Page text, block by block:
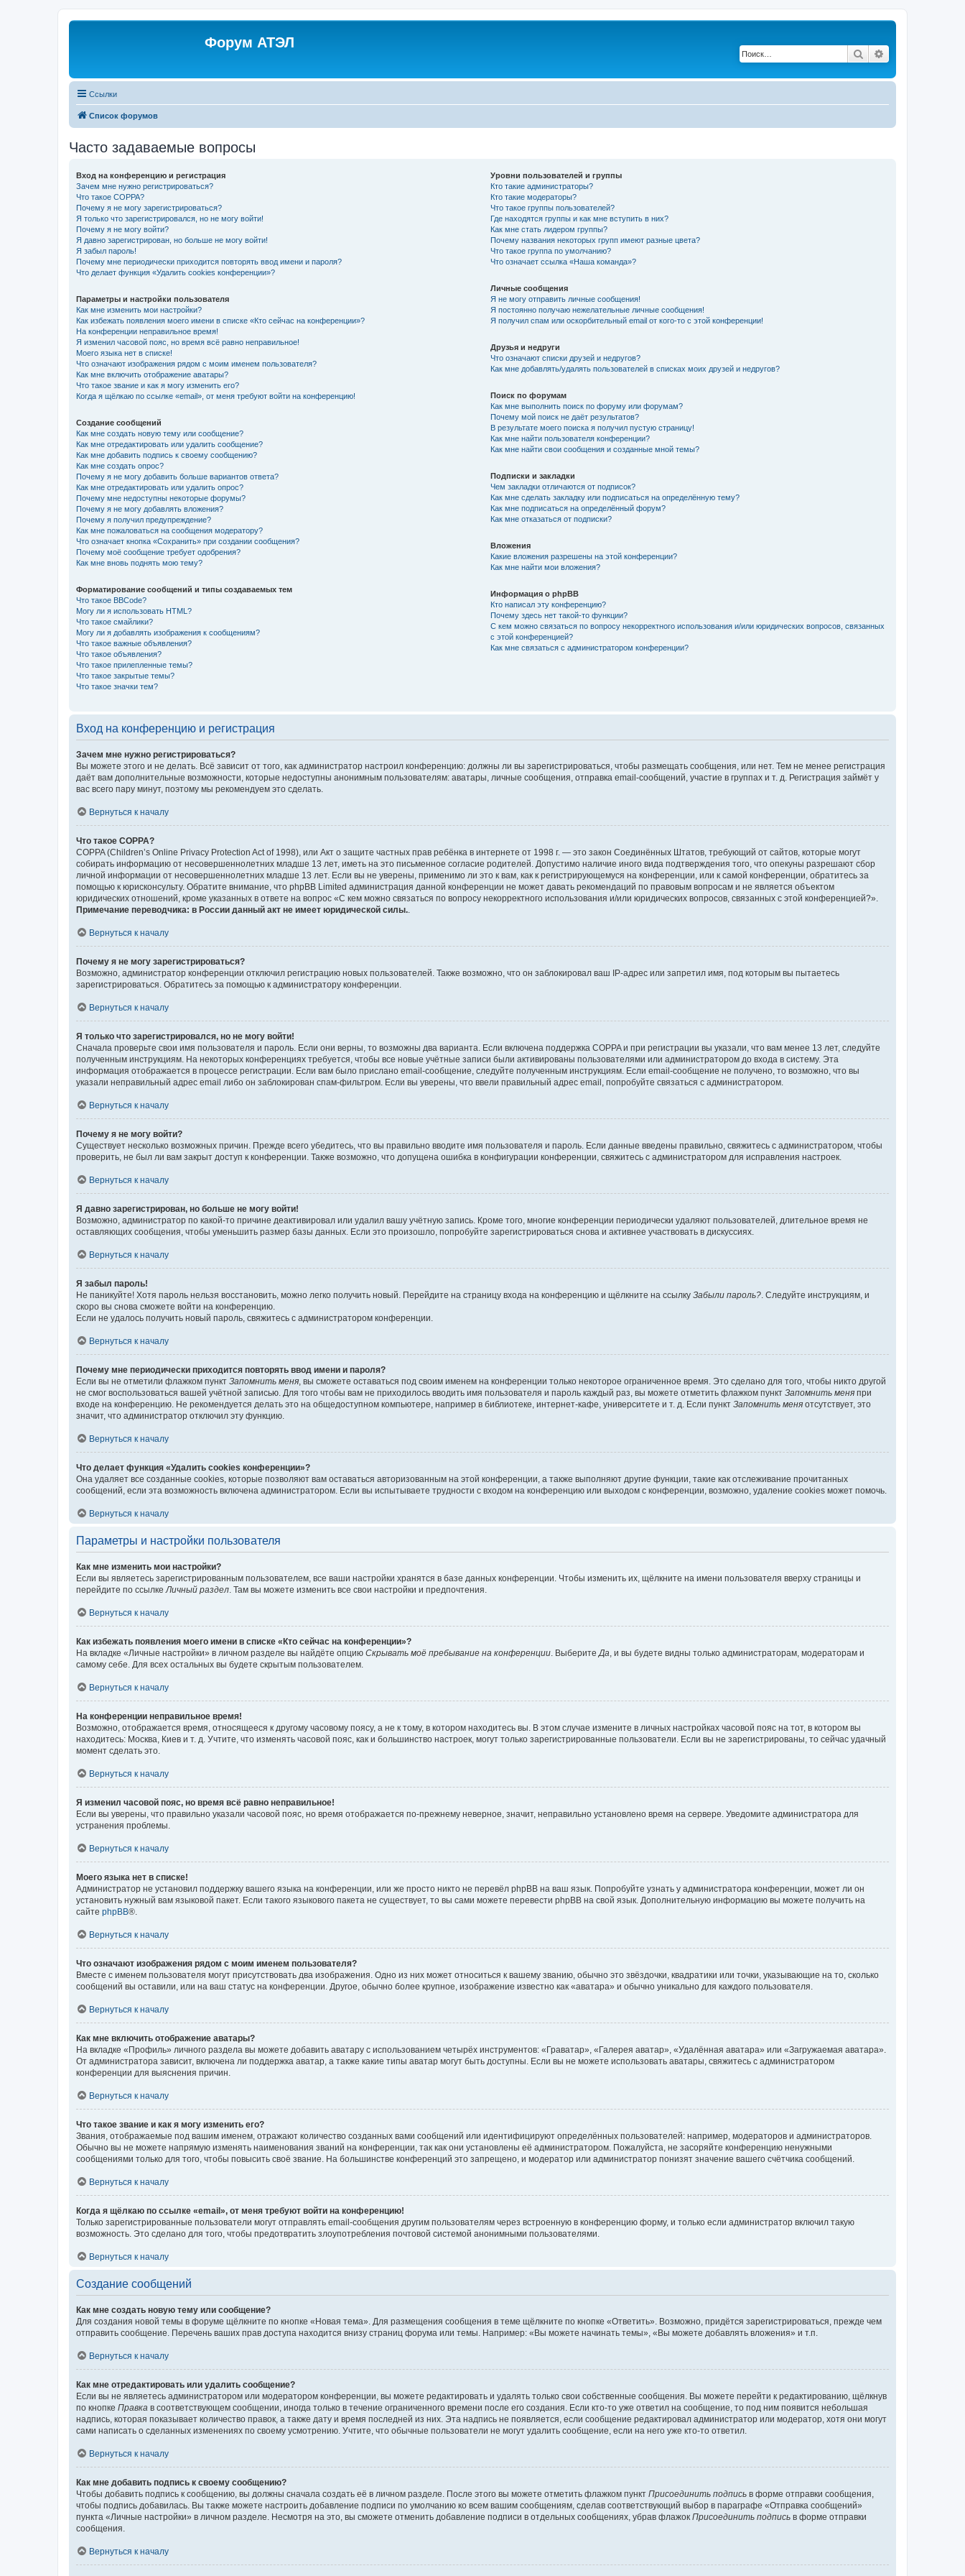
Форум АТЭЛ
Поиск
Ссылки
Список форумов
Часто задаваемые вопросы
Вход на конференцию и регистрация
Зачем мне нужно регистрироваться?
Что такое COPPA?
Почему я не могу зарегистрироваться?
Я только что зарегистрировался, но не могу войти!
Почему я не могу войти?
Я давно зарегистрирован, но больше не могу войти!
Я забыл пароль!
Почему мне периодически приходится повторять ввод имени и пароля?
Что делает функция «Удалить cookies конференции»?
Параметры и настройки пользователя
Как мне изменить мои настройки?
Как избежать появления моего имени в списке «Кто сейчас на конференции»?
На конференции неправильное время!
Я изменил часовой пояс, но время всё равно неправильное!
Моего языка нет в списке!
Что означают изображения рядом с моим именем пользователя?
Как мне включить отображение аватары?
Что такое звание и как я могу изменить его?
Когда я щёлкаю по ссылке «email», от меня требуют войти на конференцию!
Создание сообщений
Как мне создать новую тему или сообщение?
Как мне отредактировать или удалить сообщение?
Как мне добавить подпись к своему сообщению?
Как мне создать опрос?
Почему я не могу добавить больше вариантов ответа?
Как мне отредактировать или удалить опрос?
Почему мне недоступны некоторые форумы?
Почему я не могу добавлять вложения?
Почему я получил предупреждение?
Как мне пожаловаться на сообщения модератору?
Что означает кнопка «Сохранить» при создании сообщения?
Почему моё сообщение требует одобрения?
Как мне вновь поднять мою тему?
Форматирование сообщений и типы создаваемых тем
Что такое BBCode?
Могу ли я использовать HTML?
Что такое смайлики?
Могу ли я добавлять изображения к сообщениям?
Что такое важные объявления?
Что такое объявления?
Что такое прилепленные темы?
Что такое закрытые темы?
Что такое значки тем?
Уровни пользователей и группы
Кто такие администраторы?
Кто такие модераторы?
Что такое группы пользователей?
Где находятся группы и как мне вступить в них?
Как мне стать лидером группы?
Почему названия некоторых групп имеют разные цвета?
Что такое группа по умолчанию?
Что означает ссылка «Наша команда»?
Личные сообщения
Я не могу отправить личные сообщения!
Я постоянно получаю нежелательные личные сообщения!
Я получил спам или оскорбительный email от кого-то с этой конференции!
Друзья и недруги
Что означают списки друзей и недругов?
Как мне добавлять/удалять пользователей в списках моих друзей и недругов?
Поиск по форумам
Как мне выполнить поиск по форуму или форумам?
Почему мой поиск не даёт результатов?
В результате моего поиска я получил пустую страницу!
Как мне найти пользователя конференции?
Как мне найти свои сообщения и созданные мной темы?
Подписки и закладки
Чем закладки отличаются от подписок?
Как мне сделать закладку или подписаться на определённую тему?
Как мне подписаться на определённый форум?
Как мне отказаться от подписки?
Вложения
Какие вложения разрешены на этой конференции?
Как мне найти мои вложения?
Информация о phpBB
Кто написал эту конференцию?
Почему здесь нет такой-то функции?
С кем можно связаться по вопросу некорректного использования и/или юридических вопросов, связанных
с этой конференцией?
Как мне связаться с администратором конференции?
Вход на конференцию и регистрация
Зачем мне нужно регистрироваться?
Вы можете этого и не делать. Всё зависит от того, как администратор настроил конференцию: должны ли вы зарегистрироваться, чтобы размещать сообщения, или нет. Тем не менее регистрация
даёт вам дополнительные возможности, которые недоступны анонимным пользователям: аватары, личные сообщения, отправка email-сообщений, участие в группах и т. д. Регистрация займёт у
вас всего пару минут, поэтому мы рекомендуем это сделать.
Вернуться к началу
Что такое COPPA?
COPPA (Children’s Online Privacy Protection Act of 1998), или Акт о защите частных прав ребёнка в интернете от 1998 г. — это закон Соединённых Штатов, требующий от сайтов, которые могут
собирать информацию от несовершеннолетних младше 13 лет, иметь на это письменное согласие родителей. Допустимо наличие иного вида подтверждения того, что опекуны разрешают сбор
личной информации от несовершеннолетних младше 13 лет. Если вы не уверены, применимо ли это к вам, как к регистрирующемуся на конференции, или к самой конференции, обратитесь за
помощью к юрисконсульту. Обратите внимание, что phpBB Limited администрация данной конференции не может давать рекомендаций по правовым вопросам и не является объектом
юридических отношений, кроме указанных в ответе на вопрос «С кем можно связаться по вопросу некорректного использования и/или юридических вопросов, связанных с этой конференцией?».
Примечание переводчика: в России данный акт не имеет юридической силы..
Вернуться к началу
Почему я не могу зарегистрироваться?
Возможно, администратор конференции отключил регистрацию новых пользователей. Также возможно, что он заблокировал ваш IP-адрес или запретил имя, под которым вы пытаетесь
зарегистрироваться. Обратитесь за помощью к администратору конференции.
Вернуться к началу
Я только что зарегистрировался, но не могу войти!
Сначала проверьте свои имя пользователя и пароль. Если они верны, то возможны два варианта. Если включена поддержка COPPA и при регистрации вы указали, что вам менее 13 лет, следуйте
полученным инструкциям. На некоторых конференциях требуется, чтобы все новые учётные записи были активированы пользователями или администратором до входа в систему. Эта
информация отображается в процессе регистрации. Если вам было прислано email-сообщение, следуйте полученным инструкциям. Если email-сообщение не получено, то возможно, что вы
указали неправильный адрес email либо он заблокирован спам-фильтром. Если вы уверены, что ввели правильный адрес email, попробуйте связаться с администратором.
Вернуться к началу
Почему я не могу войти?
Существует несколько возможных причин. Прежде всего убедитесь, что вы правильно вводите имя пользователя и пароль. Если данные введены правильно, свяжитесь с администратором, чтобы
проверить, не был ли вам закрыт доступ к конференции. Также возможно, что допущена ошибка в конфигурации конференции, свяжитесь с администратором для исправления настроек.
Вернуться к началу
Я давно зарегистрирован, но больше не могу войти!
Возможно, администратор по какой-то причине деактивировал или удалил вашу учётную запись. Кроме того, многие конференции периодически удаляют пользователей, длительное время не
оставляющих сообщения, чтобы уменьшить размер базы данных. Если это произошло, попробуйте зарегистрироваться снова и активнее участвовать в дискуссиях.
Вернуться к началу
Я забыл пароль!
Не паникуйте! Хотя пароль нельзя восстановить, можно легко получить новый. Перейдите на страницу входа на конференцию и щёлкните на ссылку Забыли пароль?. Следуйте инструкциям, и
скоро вы снова сможете войти на конференцию.
Если не удалось получить новый пароль, свяжитесь с администратором конференции.
Вернуться к началу
Почему мне периодически приходится повторять ввод имени и пароля?
Если вы не отметили флажком пункт Запомнить меня, вы сможете оставаться под своим именем на конференции только некоторое ограниченное время. Это сделано для того, чтобы никто другой
не смог воспользоваться вашей учётной записью. Для того чтобы вам не приходилось вводить имя пользователя и пароль каждый раз, вы можете отметить флажком пункт Запомнить меня при
входе на конференцию. Не рекомендуется делать это на общедоступном компьютере, например в библиотеке, интернет-кафе, университете и т. д. Если пункт Запомнить меня отсутствует, это
значит, что администратор отключил эту функцию.
Вернуться к началу
Что делает функция «Удалить cookies конференции»?
Она удаляет все созданные cookies, которые позволяют вам оставаться авторизованным на этой конференции, а также выполняют другие функции, такие как отслеживание прочитанных
сообщений, если эта возможность включена администратором. Если вы испытываете трудности с входом на конференцию или выходом с конференции, возможно, удаление cookies может помочь.
Вернуться к началу
Параметры и настройки пользователя
Как мне изменить мои настройки?
Если вы являетесь зарегистрированным пользователем, все ваши настройки хранятся в базе данных конференции. Чтобы изменить их, щёлкните на имени пользователя вверху страницы и
перейдите по ссылкеЛичный раздел. Там вы можете изменить все свои настройки и предпочтения.
Вернуться к началу
Как избежать появления моего имени в списке «Кто сейчас на конференции»?
На вкладке «Личные настройки» в личном разделе вы найдёте опцию Скрывать моё пребывание на конференции. ВыберитеДа, и вы будете видны только администраторам, модераторам и
самому себе. Для всех остальных вы будете скрытым пользователем.
Вернуться к началу
На конференции неправильное время!
Возможно, отображается время, относящееся к другому часовому поясу, а не к тому, в котором находитесь вы. В этом случае измените в личных настройках часовой пояс на тот, в котором вы
находитесь: Москва, Киев и т. д. Учтите, что изменять часовой пояс, как и большинство настроек, могут только зарегистрированные пользователи. Если вы не зарегистрированы, то сейчас удачный
момент сделать это.
Вернуться к началу
Я изменил часовой пояс, но время всё равно неправильное!
Если вы уверены, что правильно указали часовой пояс, но время отображается по-прежнему неверное, значит, неправильно установлено время на сервере. Уведомите администратора для
устранения проблемы.
Вернуться к началу
Моего языка нет в списке!
Администратор не установил поддержку вашего языка на конференции, или же просто никто не перевёл phpBB на ваш язык. Попробуйте узнать у администратора конференции, может ли он
установить нужный вам языковой пакет. Если такого языкового пакета не существует, то вы сами можете перевести phpBB на свой язык. Дополнительную информацию вы можете получить на
сайте phpBB®.
Вернуться к началу
Что означают изображения рядом с моим именем пользователя?
Вместе с именем пользователя могут присутствовать два изображения. Одно из них может относиться к вашему званию, обычно это звёздочки, квадратики или точки, указывающие на то, сколько
сообщений вы оставили, или на ваш статус на конференции. Другое, обычно более крупное, изображение известно как «аватара» и обычно уникально для каждого пользователя.
Вернуться к началу
Как мне включить отображение аватары?
На вкладке «Профиль» личного раздела вы можете добавить аватару с использованием четырёх инструментов: «Граватар», «Галерея аватар», «Удалённая аватара» или «Загружаемая аватара».
От администратора зависит, включена ли поддержка аватар, а также какие типы аватар могут быть доступны. Если вы не можете использовать аватары, свяжитесь с администратором
конференции для выяснения причин.
Вернуться к началу
Что такое звание и как я могу изменить его?
Звания, отображаемые под вашим именем, отражают количество созданных вами сообщений или идентифицируют определённых пользователей: например, модераторов и администраторов.
Обычно вы не можете напрямую изменять наименования званий на конференции, так как они установлены её администратором. Пожалуйста, не засоряйте конференцию ненужными
сообщениями только для того, чтобы повысить своё звание. На большинстве конференций это запрещено, и модератор или администратор понизят значение вашего счётчика сообщений.
Вернуться к началу
Когда я щёлкаю по ссылке «email», от меня требуют войти на конференцию!
Только зарегистрированные пользователи могут отправлять email-сообщения другим пользователям через встроенную в конференцию форму, и только если администратор включил такую
возможность. Это сделано для того, чтобы предотвратить злоупотребления почтовой системой анонимными пользователями.
Вернуться к началу
Создание сообщений
Как мне создать новую тему или сообщение?
Для создания новой темы в форуме щёлкните по кнопке «Новая тема». Для размещения сообщения в теме щёлкните по кнопке «Ответить». Возможно, придётся зарегистрироваться, прежде чем
отправить сообщение. Перечень ваших прав доступа находится внизу страниц форума или темы. Например: «Вы можете начинать темы», «Вы можете добавлять вложения» и т.п.
Вернуться к началу
Как мне отредактировать или удалить сообщение?
Если вы не являетесь администратором или модератором конференции, вы можете редактировать и удалять только свои собственные сообщения. Вы можете перейти к редактированию, щёлкнув
по кнопке Правка в соответствующем сообщении, иногда только в течение ограниченного времени после его создания. Если кто-то уже ответил на сообщение, то под ним появится небольшая
надпись, которая показывает количество правок, а также дату и время последней из них. Эта надпись не появляется, если сообщение редактировал администратор или модератор, хотя они могут
сами написать о сделанных изменениях по своему усмотрению. Учтите, что обычные пользователи не могут удалить сообщение, если на него уже кто-то ответил.
Вернуться к началу
Как мне добавить подпись к своему сообщению?
Чтобы добавить подпись к сообщению, вы должны сначала создать её в личном разделе. После этого вы можете отметить флажком пункт Присоединить подпись в форме отправки сообщения,
чтобы подпись добавилась. Вы также можете настроить добавление подписи по умолчанию ко всем вашим сообщениям, сделав соответствующий выбор в параграфе «Отправка сообщений»
пункта «Личные настройки» в личном разделе. Несмотря на это, вы сможете отменить добавление подписи в отдельных сообщениях, убрав флажок Присоединить подпись в форме отправки
сообщения.
Вернуться к началу